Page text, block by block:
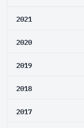
2021
2020
2019
2018
2017